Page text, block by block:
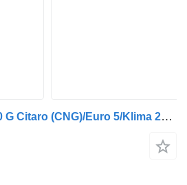
Mercedes-Benz O 530 G Citaro (CNG)/Euro 5/Klima 20x on Stock!